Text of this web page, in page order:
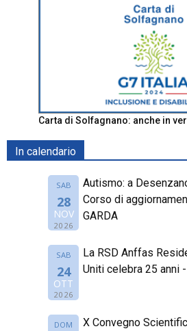
Carta di Solfagnano: anche in
In calendario
SAB
28
NOV
2026
Autismo: a
Corso di
GARDA
SAB
24
OTT
2026
La RSD Anffas
Uniti celebra 25 anni
DOM
X Convegno